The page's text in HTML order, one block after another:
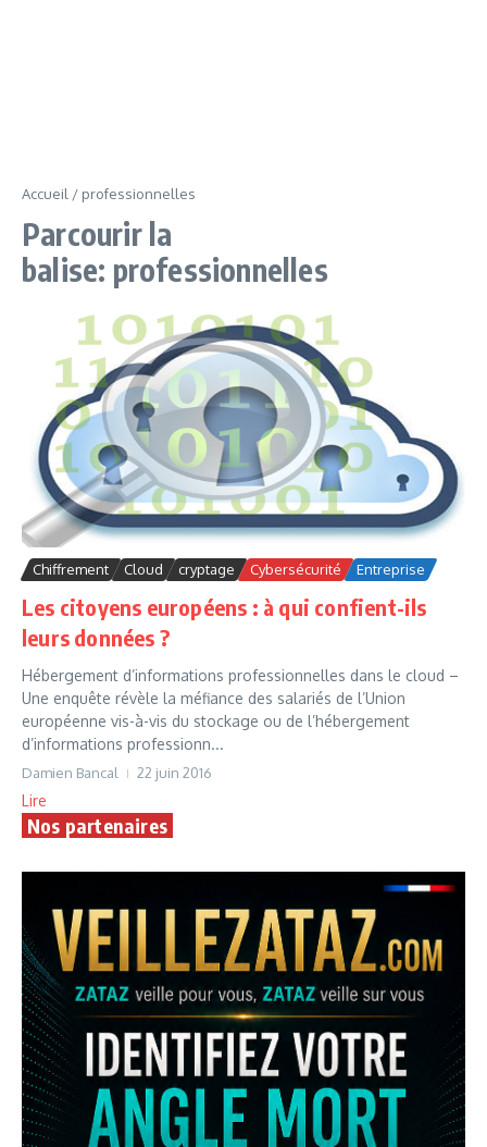
Accueil / professionnelles
Parcourir la
balise: professionnelles
Chiffrement Cloud cryptage Cybersécurité Entreprise
Les citoyens européens : à qui confient-ils
leurs données ?
Hébergement d’informations professionnelles dans le cloud –
Une enquête révèle la méfiance des salariés de l’Union
européenne vis-à-vis du stockage ou de l’hébergement
d’informations professionn...
Damien Bancal 22 juin 2016
Lire
Nos partenaires